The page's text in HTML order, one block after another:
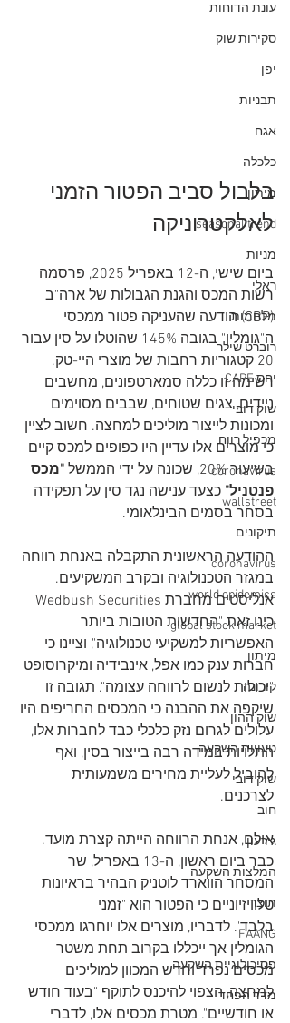
עונת הדוחות
סקירות שוק
יפן
תבניות
אגח
כלכלה
מיתון
seasonal trend
מניות
ראלי
מלחמות
רוברט שילר
יחס CAPE
שוק דובי
מכפיל רווח
coronavirus
wallstreet
תיקונים
coronavirus
world epidemics
global stock market
מיתון
קורונה
שוק ההון
טעויות השקעה
שוק דובי
חוב
גירעון
המלצות השקעה
תוצר
FAANG
פסיכולוגיית השקעה
מדד הפחד
בלבול סביב הפטור הזמני
לאלקטרוניקה
ביום שישי, ה-12 באפריל 2025, פרסמה
רשות המכס והגנת הגבולות של ארה"ב
(CBP) הודעה שהעניקה פטור ממכסי
ה"גומלין" בגובה 145% שהוטלו על סין עבור
20 קטגוריות רחבות של מוצרי היי-טק.
רשימה זו כללה סמארטפונים, מחשבים
ניידים, צגים שטוחים, שבבים מסוימים
ומכונות לייצור מוליכים למחצה. חשוב לציין
כי מוצרים אלו עדיין היו כפופים למכס קיים
בשיעור 20%, שכונה על ידי הממשל
"מכס
פנטניל" כצעד ענישה נגד סין על תפקידה
בסחר בסמים הבינלאומי.
ההודעה הראשונית התקבלה באנחת רווחה
במגזר הטכנולוגיה ובקרב המשקיעים.
כינו זאת "החדשות הטובות ביותר
האפשריות למשקיעי טכנולוגיה", וציינו כי
חברות ענק כמו אפל, אינבידיה ומיקרוסופט
"יכולות לנשום לרווחה עצומה". תגובה זו
שיקפה את ההבנה כי המכסים החריפים היו
עלולים לגרום נזק כלכלי כבד לחברות אלו,
התלויות במידה רבה בייצור בסין, ואף
להוביל לעליית מחירים משמעותית
לצרכנים.
אולם, אנחת הרווחה הייתה קצרת מועד.
כבר ביום ראשון, ה-13 באפריל, שר
המסחר הווארד לוטניק הבהיר בראיונות
טלוויזיוניים כי הפטור הוא "זמני
בלבד". לדבריו, מוצרים אלו יוחרגו ממכסי
הגומלין אך ייכללו בקרוב תחת משטר
מכסים נפרד וחדש המכוון למוליכים
למחצה, הצפוי להיכנס לתוקף "בעוד חודש
או חודשיים". מטרת מכסים אלו, לדברי